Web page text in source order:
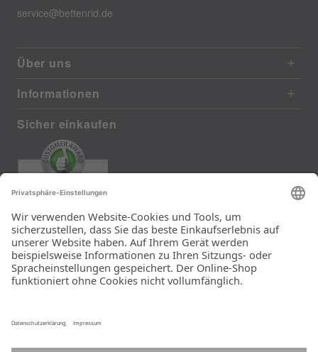
service@bettenrid.de
Über uns
Informationen
Sicher einkaufen
385 reviews from real customers
(last 12 months)
Total: 11283
Die Auswahl und die
Einfachheit der
Bestellung.